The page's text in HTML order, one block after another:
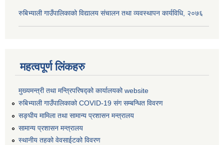
रुबिभ्याली गाउँपालिकाको विद्यालय संचालन तथा व्यवस्थापन कार्यविधि, २०७६
महत्वपूर्ण लिंकहरु
मुख्यमन्त्री तथा मन्त्रिपरिषद्को कार्यालयको website
रुबिभ्याली गाउँपालिकाको COVID-19 संग सम्बन्धित विवरण
सङ्‍घीय मामिला तथा सामान्य प्रशासन मन्त्रालय
सामान्य प्रशासन मन्त्रालय
स्थानीय तहको वेवसाईटको विवरण